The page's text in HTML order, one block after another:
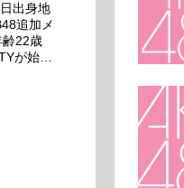
出身地
追加メ
22歳
が始ま